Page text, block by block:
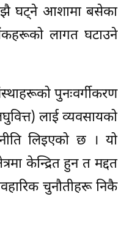
घट्ने आशामा बसेका
लागत घटाउने
पुनःवर्गीकरण
लाई व्यवसायको
लिइएको छ । यो
केन्द्रित हुन त मद्दत
चुनौतीहरू निकै